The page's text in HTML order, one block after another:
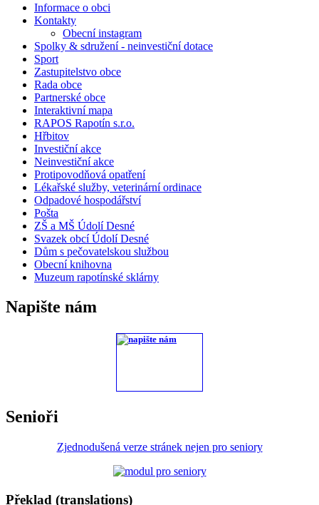
Informace o obci
Kontakty
Obecní instagram
Spolky & sdružení - neinvestiční dotace
Sport
Zastupitelstvo obce
Rada obce
Partnerské obce
Interaktivní mapa
RAPOS Rapotín s.r.o.
Hřbitov
Investiční akce
Neinvestiční akce
Protipovodňová opatření
Lékařské služby, veterinární ordinace
Odpadové hospodářství
Pošta
ZŠ a MŠ Údolí Desné
Svazek obcí Údolí Desné
Dům s pečovatelskou službou
Obecní knihovna
Muzeum rapotínské sklárny
Napište nám
Senioři
Zjednodušená verze stránek nejen pro seniory
Překlad (translations)